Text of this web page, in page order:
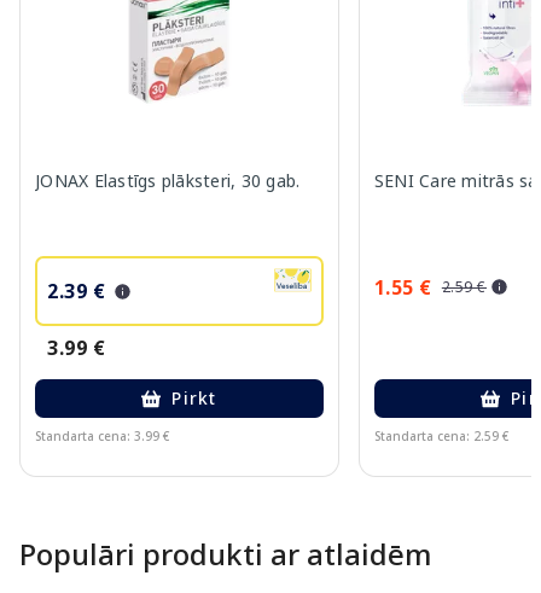
JONAX Elastīgs plāksteri, 30 gab.
2.39 €
3.99 €
Pirkt
Standarta cena: 3.99 €
SENI Care mitrās
1.55 € 2.59 €
Standarta cena: 2.59 €
Populāri produkti ar atlaidēm